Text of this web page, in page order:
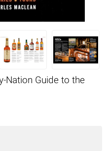
Nation Guide to the